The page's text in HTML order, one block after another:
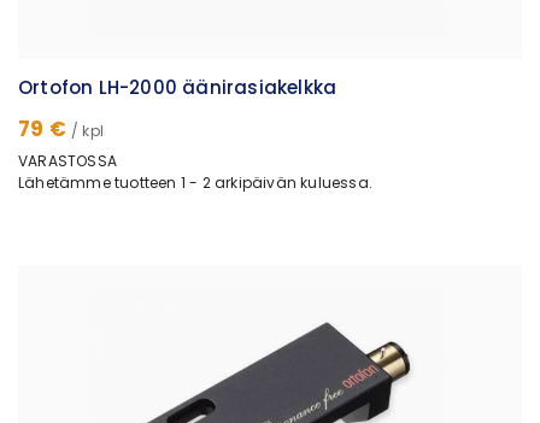
Ortofon LH-2000 äänirasiakelkka
79 € / kpl
VARASTOSSA
Lähetämme tuotteen 1 - 2 arkipäivän kuluessa.